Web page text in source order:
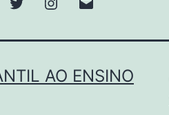
AO ENSINO